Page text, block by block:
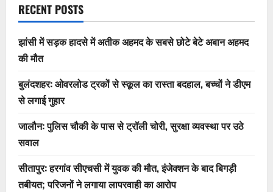
RECENT POSTS
झांसी में सड़क हादसे में अतीक अहमद के सबसे छोटे बेटे अबान अहमद
की मौत
बुलंदशहर: ओवरलोड ट्रकों से स्कूल का रास्ता बदहाल, बच्चों ने डीएम
से लगाई गुहार
जालौन: पुलिस चौकी के पास से ट्रॉली चोरी, सुरक्षा व्यवस्था पर उठे
सवाल
सीतापुर: हरगांव सीएचसी में युवक की मौत, इंजेक्शन के बाद बिगड़ी
तबीयत; परिजनों ने लगाया लापरवाही का आरोप